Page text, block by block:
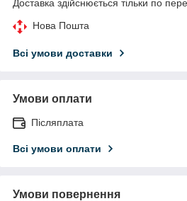
Доставка здійснюється тільки по
Нова Пошта
Всі умови доставки
Умови оплати
Післяплата
Всі умови оплати
Умови повернення